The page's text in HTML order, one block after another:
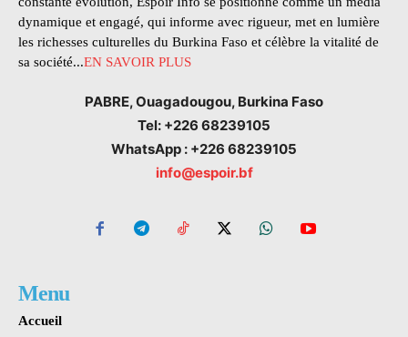
dynamique et engagé, qui informe avec rigueur, met en lumière
les richesses culturelles du Burkina Faso et célèbre la vitalité de
sa société...EN SAVOIR PLUS
PABRE, Ouagadougou, Burkina Faso
Tel: +226 68239105
WhatsApp : +226 68239105
info@espoir.bf
Menu
Accueil